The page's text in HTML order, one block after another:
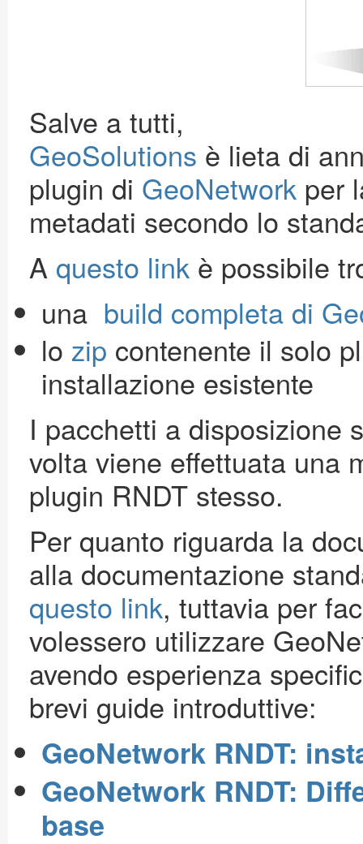
Salve a tutti,
GeoSolutions è lieta di
plugin di GeoNetwork per
metadati secondo lo
A questo link è possibile
una build completa di
lo zip contenente il solo
installazione esistente
I pacchetti a disposizione
volta viene effettuata una
plugin RNDT stesso.
Per quanto riguarda la
alla documentazione
questo link, tuttavia per
volessero utilizzare
avendo esperienza
brevi guide introduttive:
GeoNetwork RNDT:
GeoNetwork RNDT:
base